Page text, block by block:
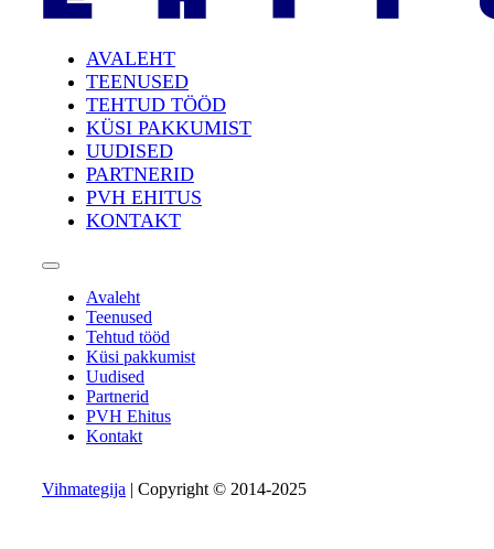
AVALEHT
TEENUSED
TEHTUD TÖÖD
KÜSI PAKKUMIST
UUDISED
PARTNERID
PVH EHITUS
KONTAKT
Avaleht
Teenused
Tehtud tööd
Küsi pakkumist
Uudised
Partnerid
PVH Ehitus
Kontakt
Vihmategija | Copyright © 2014-2025